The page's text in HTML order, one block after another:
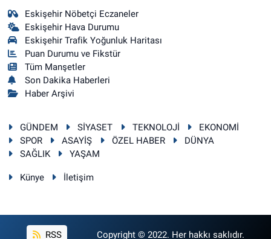
Eskişehir Nöbetçi Eczaneler
Eskişehir Hava Durumu
Eskişehir Trafik Yoğunluk Haritası
Puan Durumu ve Fikstür
Tüm Manşetler
Son Dakika Haberleri
Haber Arşivi
GÜNDEM SİYASET TEKNOLOJİ
EKONOMİ
SPOR
ASAYİŞ ÖZEL HABER
DÜNYA
SAĞLIK
YAŞAM
Künye İletişim
RSS Copyright © 2022. Her hakkı saklıdır.